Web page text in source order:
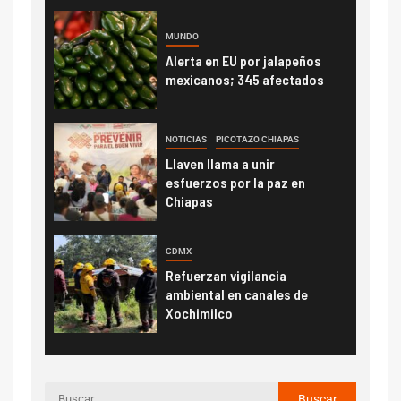
MUNDO
Alerta en EU por jalapeños
mexicanos; 345 afectados
NOTICIAS PICOTAZO CHIAPAS
Llaven llama a unir
esfuerzos por la paz en
Chiapas
CDMX
Refuerzan vigilancia
ambiental en canales de
Xochimilco